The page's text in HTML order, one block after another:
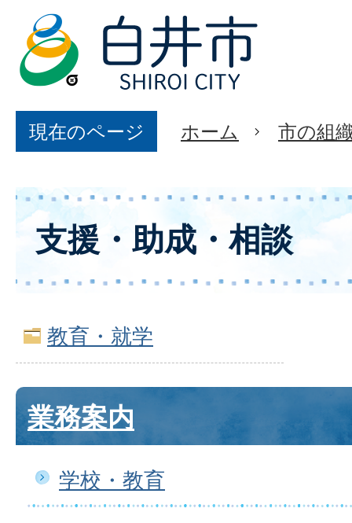
現在のページ ホーム 市の組
支援・助成・相談
教育・就学
業務案内
学校・教育